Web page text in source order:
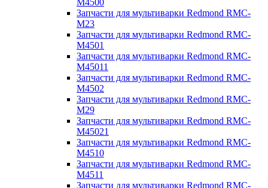
M4500
Запчасти для мультиварки Redmond RMC-
M23
Запчасти для мультиварки Redmond RMC-
M4501
Запчасти для мультиварки Redmond RMC-
M45011
Запчасти для мультиварки Redmond RMC-
M4502
Запчасти для мультиварки Redmond RMC-
M29
Запчасти для мультиварки Redmond RMC-
M45021
Запчасти для мультиварки Redmond RMC-
M4510
Запчасти для мультиварки Redmond RMC-
M4511
Запчасти для мультиварки Redmond RMC-